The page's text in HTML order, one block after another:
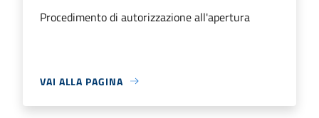
Procedimento di autorizzazione all'apertura
VAI ALLA PAGINA